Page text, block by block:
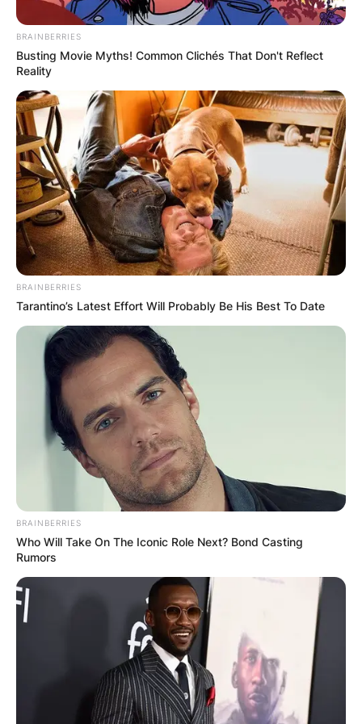
„Добра вода“ –
лековит извор и
манастир кој што
дава духовен мир
Оризарскиот манастир е православен
светилиштен комплекс кој се наоѓа во
близина на селото Оризари, во Кочанскиот
регион. Лоциран е североисточно од
селото, надвор од неговата централна зона,
опкружен со природа и мирна атмосфера
која го прави идеално место за духовно
повлекување.
пат, изграден во 2021 година, што
овозможува полесен пристап за
посетителите и верниците. Недалеку од
манастирскиот комплекс се наоѓа месноста
позната како Бела Црква – простор на кој,
според локалната традиција, некогаш
постоела стара црква, од која биле
зачувани видливи траги и ѕидини.
BRAINBERRIES
Busting Movie Myths! Common Clichés That Don't Reflect
Reality
BRAINBERRIES
Tarantino’s Latest Effort Will Probably Be His Best To Date
BRAINBERRIES
Who Will Take On The Iconic Role Next? Bond Casting
Rumors